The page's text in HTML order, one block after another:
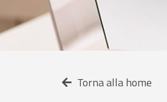
Torna alla home